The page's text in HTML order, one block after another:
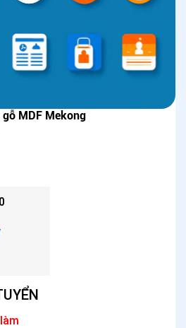
gỗ MDF Mekong